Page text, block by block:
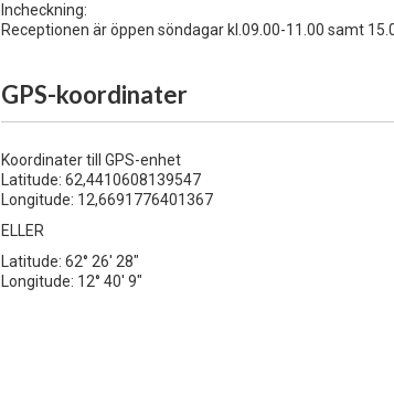
Incheckning:
Receptionen är öppen söndagar kl.09.00-11.00 samt
GPS-koordinater
Koordinater till GPS-enhet
Latitude: 62,4410608139547
Longitude: 12,6691776401367
ELLER
Latitude: 62° 26' 28"
Longitude: 12° 40' 9"